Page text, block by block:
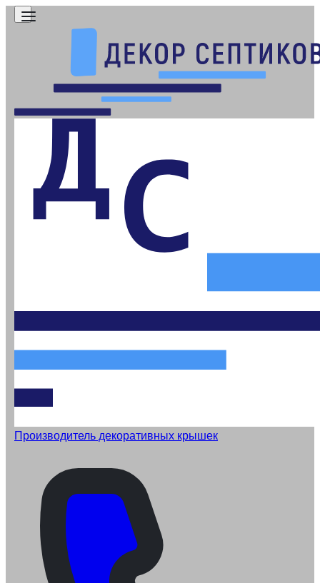
Производитель декоративных крышек